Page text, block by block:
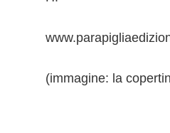
(immagine: la